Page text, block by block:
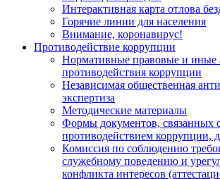
Интерактивная карта отлова
Горячие линии для населения
Внимание, коронавирус!
Противодействие коррупции
Нормативные правовые и иные
противодействия коррупции
Независимая общественная
экспертиза
Методические материалы
Формы документов, связанных
противодействием коррупции,
Комиссия по соблюдению
служебному поведению и
конфликта интересов